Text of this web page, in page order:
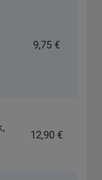
9,75 €
12,90 €